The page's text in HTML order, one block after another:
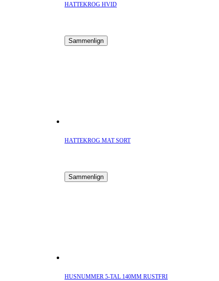
HATTEKROG HVID
Sammenlign
HATTEKROG MAT SORT
Sammenlign
HUSNUMMER 5-TAL 140MM RUSTFRI